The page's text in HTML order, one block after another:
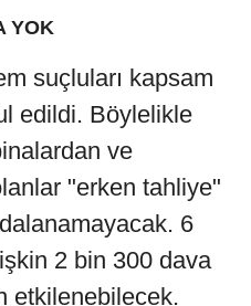
YOK
suçluları kapsam
edildi. Böylelikle
ve
"erken tahliye"
6
2 bin 300 dava
etkilenebilecek.